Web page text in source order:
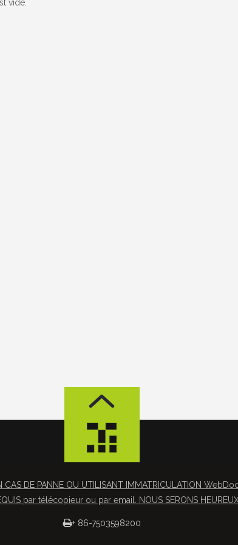
vide.
CAS DE PANNE OU UTILISANT IMMATRICULATION
par télécopieur ou par email. NOUS SERONS
+ 86-7503598200